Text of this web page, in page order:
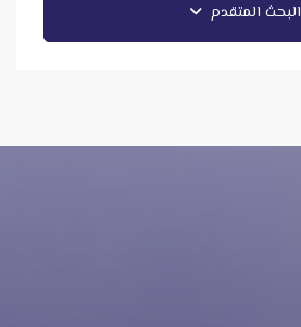
البحث المتقدم